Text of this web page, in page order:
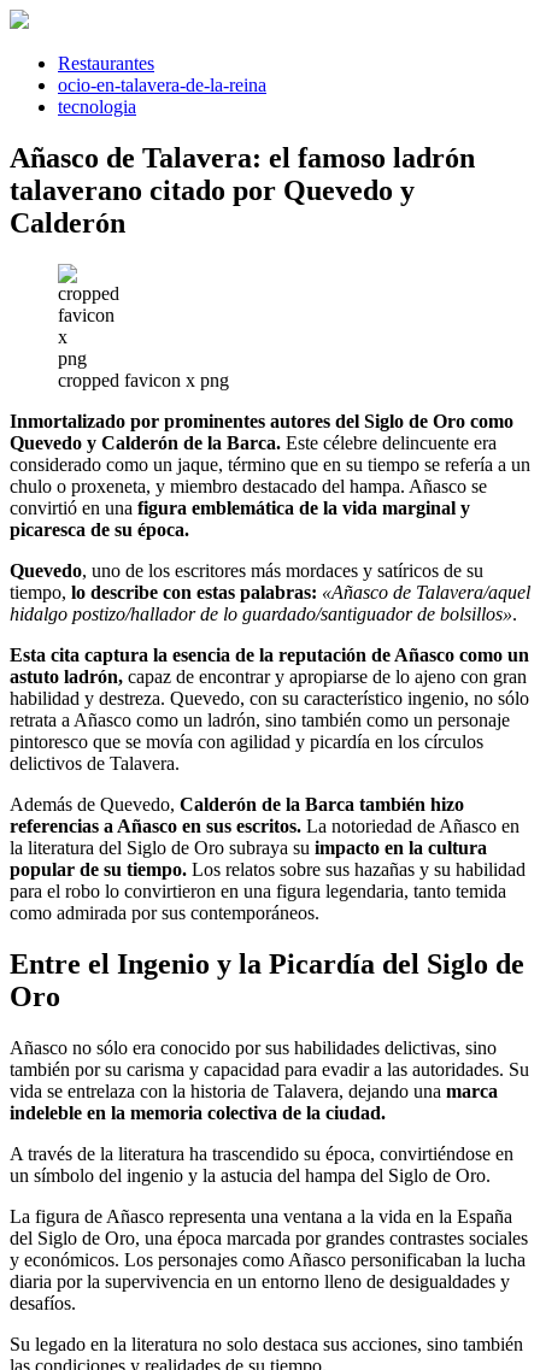
Saltar
contenidoRestaurantes
ocio-en-talavera-de-la-reina
tecnologia
Añasco de Talavera: el famoso ladrón
talaverano citado por Quevedo y
Calderón
cropped favicon x png
Inmortalizado por prominentes autores del Siglo de Oro como
Quevedo y Calderón de la Barca. Este célebre delincuente era
considerado como un jaque, término que en su tiempo se refería a un
chulo o proxeneta, y miembro destacado del hampa. Añasco se
convirtió en una figura emblemática de la vida marginal y
picaresca de su época.
Quevedo, uno de los escritores más mordaces y satíricos de su
tiempo, lo describe con estas palabras: «Añasco de Talavera/aquel
hidalgo postizo/hallador de lo guardado/santiguador de bolsillos».
Esta cita captura la esencia de la reputación de Añasco como un
astuto ladrón, capaz de encontrar y apropiarse de lo ajeno con gran
habilidad y destreza. Quevedo, con su característico ingenio, no sólo
retrata a Añasco como un ladrón, sino también como un personaje
pintoresco que se movía con agilidad y picardía en los círculos
delictivos de Talavera.
Además de Quevedo, Calderón de la Barca también hizo
referencias a Añasco en sus escritos. La notoriedad de Añasco en
la literatura del Siglo de Oro subraya su impacto en la cultura
popular de su tiempo. Los relatos sobre sus hazañas y su habilidad
para el robo lo convirtieron en una figura legendaria, tanto temida
como admirada por sus contemporáneos.
Entre el Ingenio y la Picardía del Siglo de
Oro
Añasco no sólo era conocido por sus habilidades delictivas, sino
también por su carisma y capacidad para evadir a las autoridades. Su
vida se entrelaza con la historia de Talavera, dejando una marca
indeleble en la memoria colectiva de la ciudad.
A través de la literatura ha trascendido su época, convirtiéndose en
un símbolo del ingenio y la astucia del hampa del Siglo de Oro.
La figura de Añasco representa una ventana a la vida en la España
del Siglo de Oro, una época marcada por grandes contrastes sociales
y económicos. Los personajes como Añasco personificaban la lucha
diaria por la supervivencia en un entorno lleno de desigualdades y
desafíos.
Su legado en la literatura no solo destaca sus acciones, sino también
las condiciones y realidades de su tiempo.